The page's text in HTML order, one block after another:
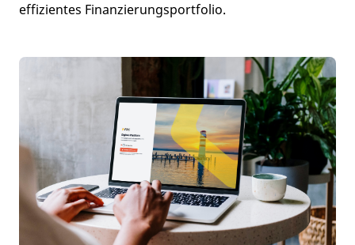
effizientes Finanzierungsportfolio.